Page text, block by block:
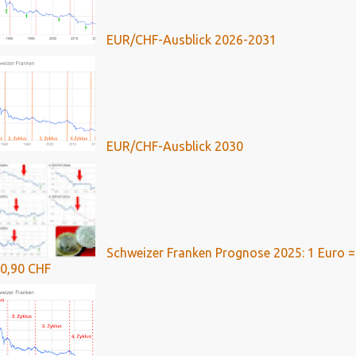
EUR/CHF-Ausblick 2026-2031
EUR/CHF-Ausblick 2030
Schweizer Franken Prognose 2025: 1 Euro =
0,90 CHF